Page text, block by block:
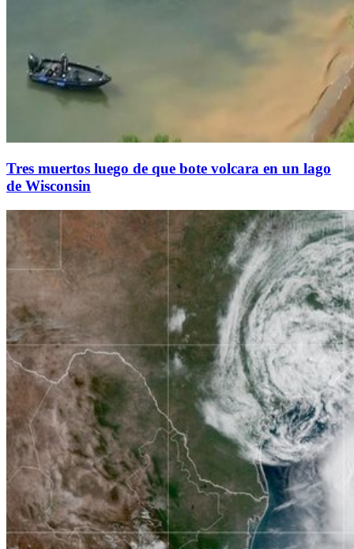
Tres muertos luego de que bote volcara en un lago
de Wisconsin